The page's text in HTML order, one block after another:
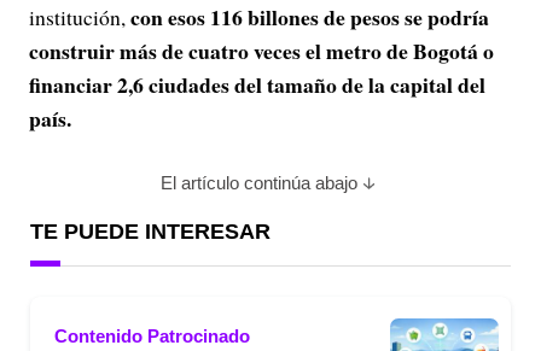
institución,con esos 116 billones de pesos se podría
construir más de cuatro veces el metro de Bogotá o
financiar 2,6 ciudades del tamaño de la capital del
país.
El artículo continúa abajo
TE PUEDE INTERESAR
Contenido Patrocinado